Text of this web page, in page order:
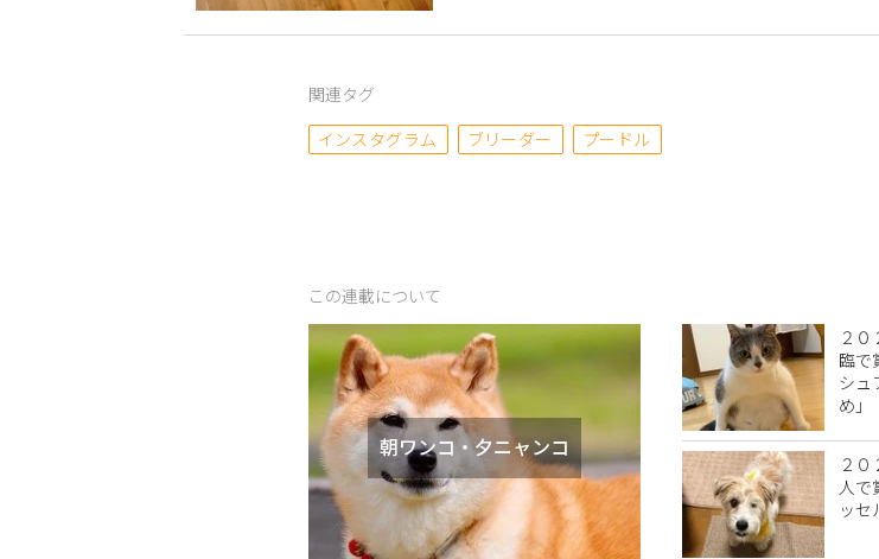
関連タグ
インスタグラム
ブリーダー プードル
この連載について
朝ワンコ・夕ニャンコ
２
臨
シュ
め」
２
人
ッセ